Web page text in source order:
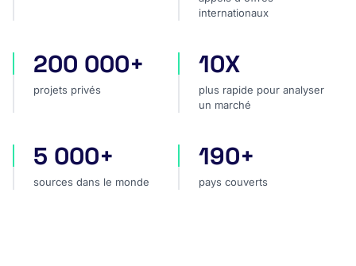
internationaux
projets privés
200 000+
projets privés
plus rapide pour analyser
10X
plus rapide pour analyser
un marché
sources dans le monde
5 000+
sources dans le monde
pays couverts
190+
pays couverts